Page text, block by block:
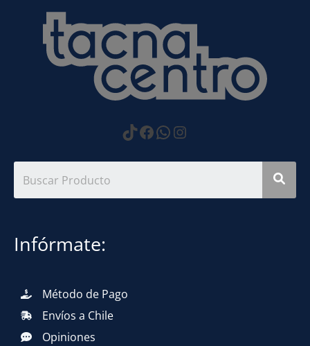
https://
Facebook
WhatsApp
Instagram
Infórmate:
Método de Pago
Envíos a Chile
Opiniones